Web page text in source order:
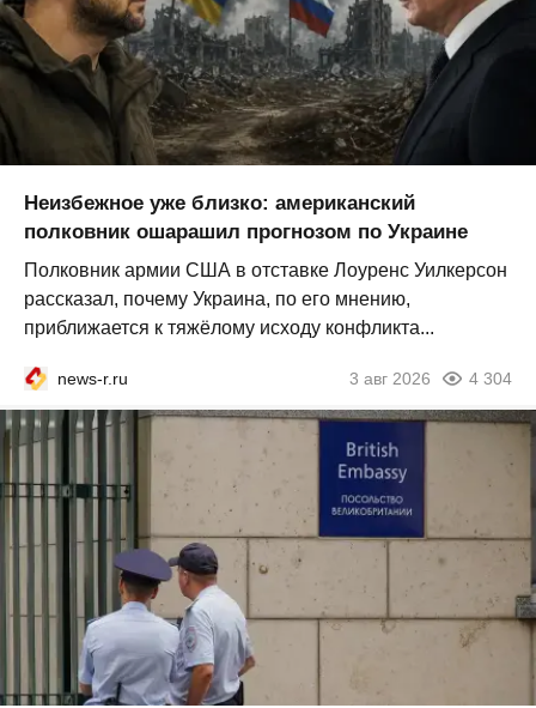
Неизбежное уже близко: американский
полковник ошарашил прогнозом по Украине
Полковник армии США в отставке Лоуренс Уилкерсон
рассказал, почему Украина, по его мнению,
приближается к тяжёлому исходу конфликта...
news-r.ru 3 авг 2026 4 304